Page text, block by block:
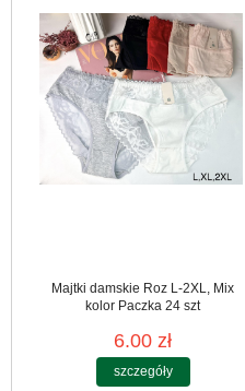
Majtki damskie Roz L-2XL, Mix
kolor Paczka 24 szt
6.00 zł
szczegóły